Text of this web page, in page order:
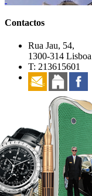
Contactos
Rua Jau, 54,
1300-314 Lisboa
T: 213615601